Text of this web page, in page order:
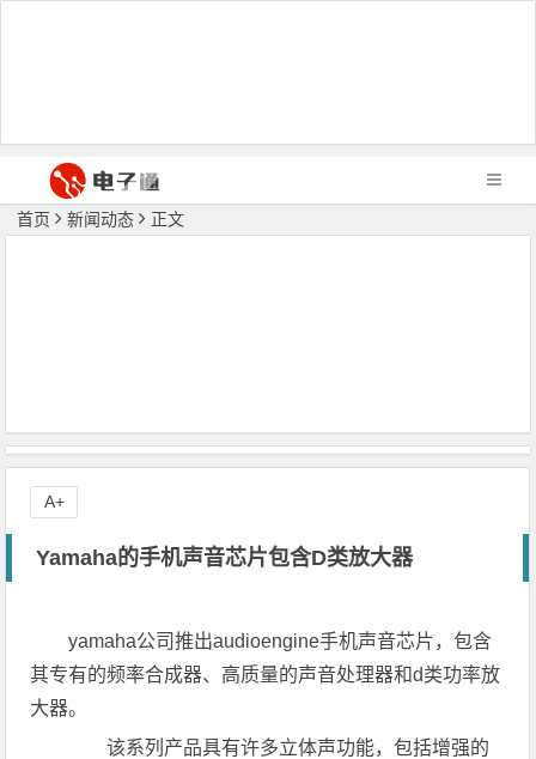
首页 新闻动态 正文
Yamaha的手机声音芯片包含D类放大器
yamaha公司推出audioengine手机声音芯片，包含
其专有的频率合成器、高质量的声音处理器和d类功率放
大器。
该系列产品具有许多立体声功能，包括增强的
A+